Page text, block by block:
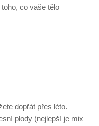
co vaše tělo
dopřát přes léto.
plody (nejlepší je mix